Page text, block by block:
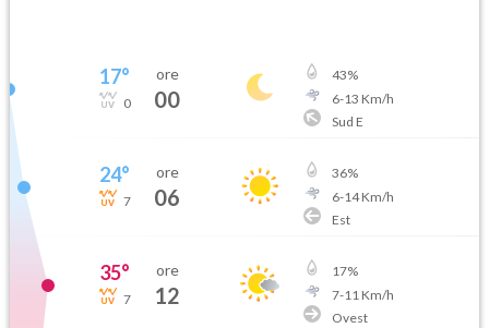
17°
0
ore
00
43%
6-13 Km/h
Sud E
24°
7
ore
06
36%
6-14Km/h
Est
35°
7
ore
12
17%
7-11 Km/h
Ovest